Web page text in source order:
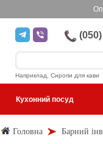
Наприклад, Сиропи для кави
Кухонний посуд
Головна Барний